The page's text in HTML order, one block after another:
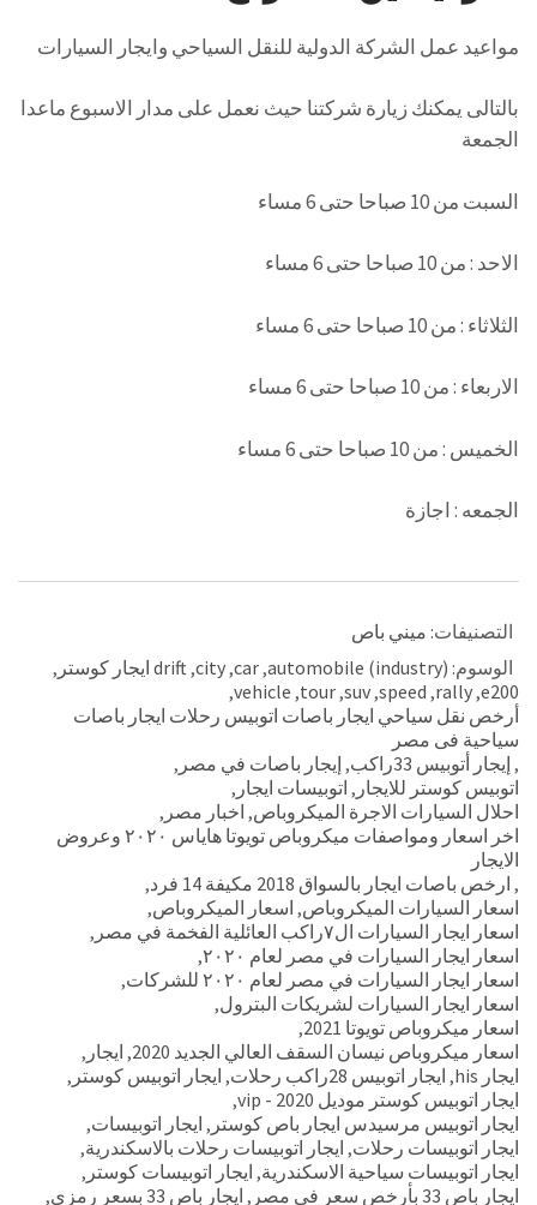
مواعيد عمل الشركة الدولية للنقل السياحي وايجار السيارات
بالتالى يمكنك زيارة شركتنا حيث نعمل على مدار الاسبوع ماعدا
الجمعة
السبت من 10 صباحا حتى 6 مساء
الاحد : من 10 صباحا حتى 6 مساء
الثلاثاء : من 10 صباحا حتى 6 مساء
الاربعاء : من 10 صباحا حتى 6 مساء
الخميس : من 10 صباحا حتى 6 مساء
الجمعه : اجازة
التصنيفات: ميني باص
الوسوم: automobile (industry)
,
car
,
city
, drift ايجار كوستر
,
e200
,
rally
,
speed
,
suv
,
tour
,
vehicle
,
أرخص نقل سياحي ايجار باصات اتوبيس رحلات ايجار باصات
سياحية فى مصر
, إيجار أتوبيس 33راكب , إيجار باصات في مصر ,
اتوبيس كوستر للايجار , اتوبيسات ايجار ,
احلال السيارات الاجرة الميكروباص, اخبار مصر ,
اخر اسعار ومواصفات ميكروباص تويوتا هاياس ٢٠٢٠ وعروض
الايجار
, ارخص باصات ايجار بالسواق 2018 مكيفة 14 فرد
,
اسعار السيارات الميكروباص, اسعار الميكروباص,
اسعار ايجار السيارات ال٧راكب العائلية الفخمة في مصر
,
اسعار ايجار السيارات في مصر لعام ٢٠٢٠
,
اسعار ايجار السيارات في مصر لعام ٢٠٢٠ للشركات
,
اسعار ايجار السيارات لشريكات البترول,
اسعار ميكروباص تويوتا 2021
,
اسعار ميكروباص نيسان السقف العالي الجديد 2020
, ايجار ,
ايجار his
, ايجار اتوبيس 28راكب رحلات , ايجار اتوبيس كوستر ,
ايجار اتوبيس كوستر موديل 2020 - vip
,
ايجار اتوبيس مرسيدس ايجار باص كوستر , ايجار اتوبيسات,
ايجار اتوبيسات رحلات, ايجار اتوبيسات رحلات بالاسكندرية,
ايجار اتوبيسات سياحية الاسكندرية, ايجار اتوبيسات كوستر ,
ايجار باص 33 بأرخص سعر في مصر
, ايجار باص 33 بسعر رمزي
,